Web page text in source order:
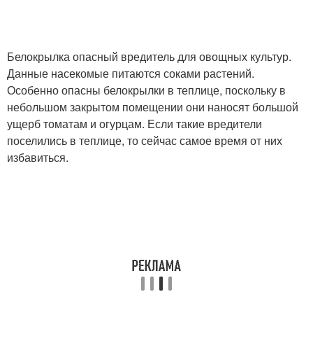
Белокрылка опасный вредитель для овощных культур.
Данные насекомые питаются соками растений.
Особенно опасны белокрылки в теплице, поскольку в
небольшом закрытом помещении они наносят большой
ущерб томатам и огурцам. Если такие вредители
поселились в теплице, то сейчас самое время от них
избавиться.